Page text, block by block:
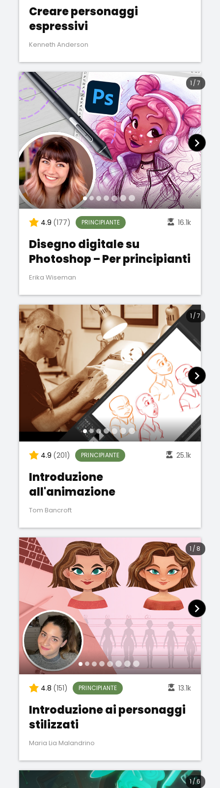
Creare personaggi
espressivi
Kenneth Anderson
4.9 (177) PRINCIPIANTE 16.1k
Disegno digitale su
Photoshop – Per principianti
Erika Wiseman
1 /7
4.9 (201) PRINCIPIANTE 25.1k
Introduzione
all'animazione
Tom Bancroft
1 /7
4.8 (151) PRINCIPIANTE 13.1k
Introduzione ai personaggi
stilizzati
Maria Lia Malandrino
1 / 8
1/6